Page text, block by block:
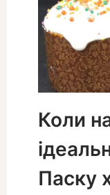
Коли
Паску